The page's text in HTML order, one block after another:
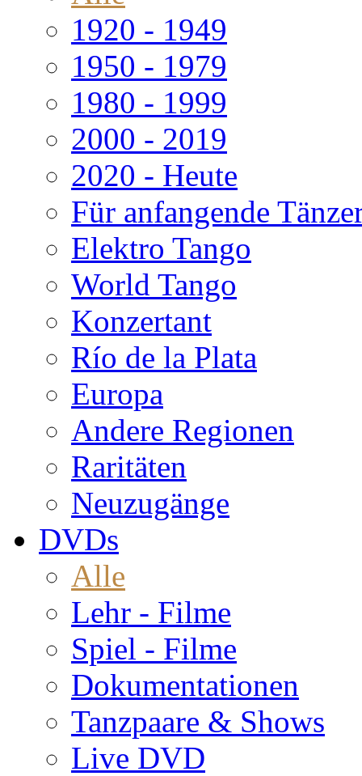
1920 - 1949
1950 - 1979
1980 - 1999
2000 - 2019
2020 - Heute
Für anfangende
Elektro Tango
World Tango
Konzertant
Río de la Plata
Europa
Andere Regionen
Raritäten
Neuzugänge
DVDs
Alle
Lehr - Filme
Spiel - Filme
Dokumentationen
Tanzpaare & Shows
Live DVD